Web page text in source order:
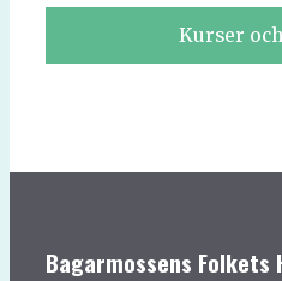
Kurser
Bagarmossens Folkets